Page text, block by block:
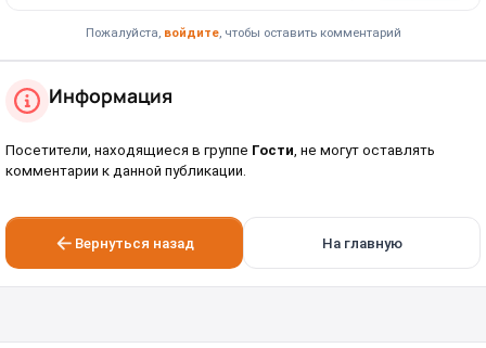
Пожалуйста, войдите, чтобы оставить комментарий
Информация
Посетители, находящиеся в группе Гости, не могут оставлять
комментарии к данной публикации.
Вернуться назад На главную